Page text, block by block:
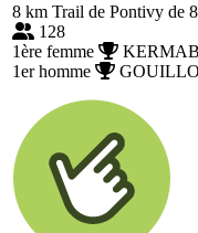
8 km Trail de Pontivy de
128
1ère femme
1er homme